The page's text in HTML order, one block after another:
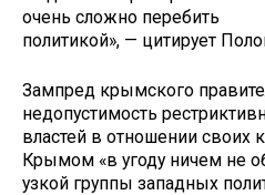
очень сложно перебить
политикой», — цитирует
Зампред крымского
недопустимость
властей в отношении своих
Крымом «в угоду ничем не
узкой группы западных